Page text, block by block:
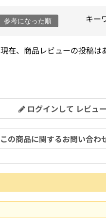
参考になった順 キー
現在、商品レビューの投稿は
ログインして レビュ
この商品に関するお問い合わ